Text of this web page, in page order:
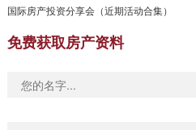
国际房产投资分享会（近期活动合集）
免费获取房产资料